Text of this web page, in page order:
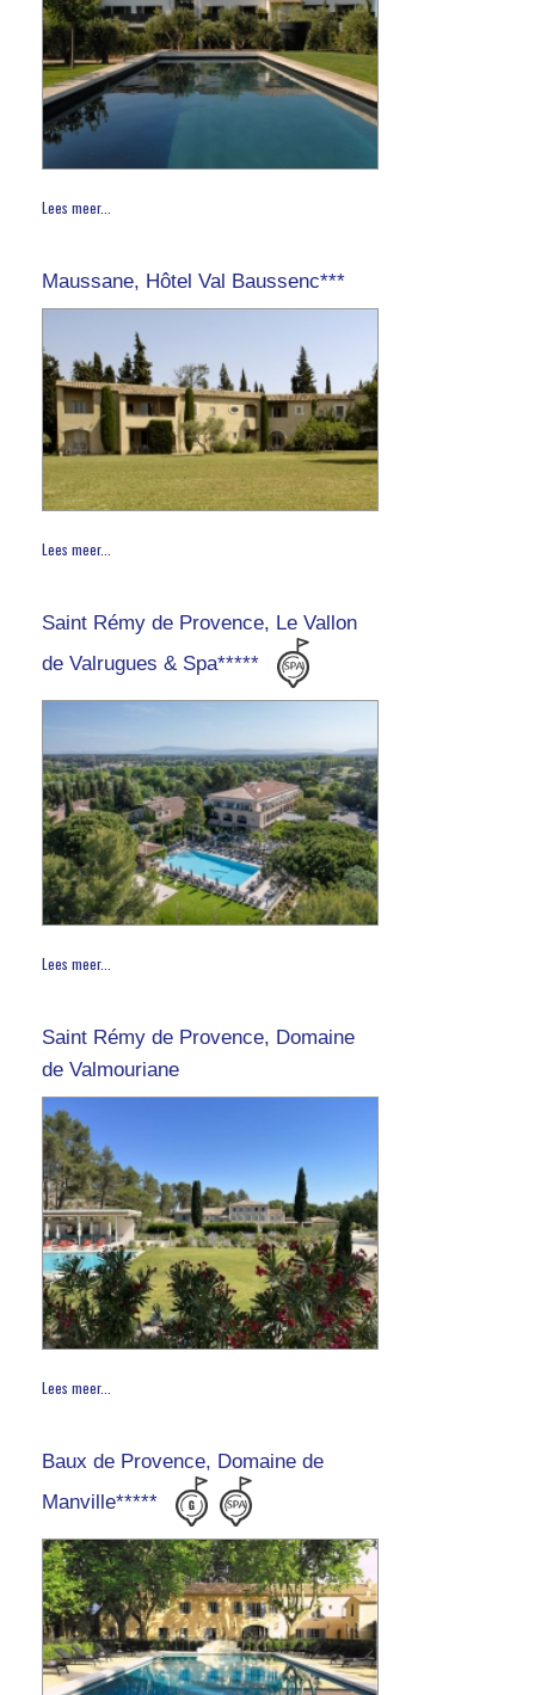
Lees meer...
Maussane, Hôtel Val Baussenc***
Lees meer...
Saint Rémy de Provence, Le Vallon
de Valrugues & Spa*****
Lees meer...
Saint Rémy de Provence, Domaine
de Valmouriane
Lees meer...
Baux de Provence, Domaine de
Manville*****